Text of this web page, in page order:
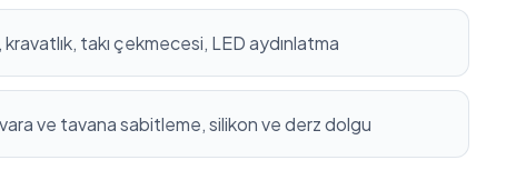
kravatlık, takı çekmecesi, LED aydınlatma
ve tavana sabitleme, silikon ve derz dolgu